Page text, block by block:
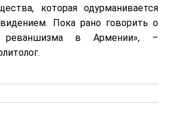
которая одурманивается
Пока рано говорить о
реваншизма в Армении», –